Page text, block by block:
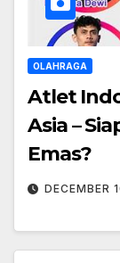
OLAHRAGA
Atlet
Asia –
Emas?
DECEMBER